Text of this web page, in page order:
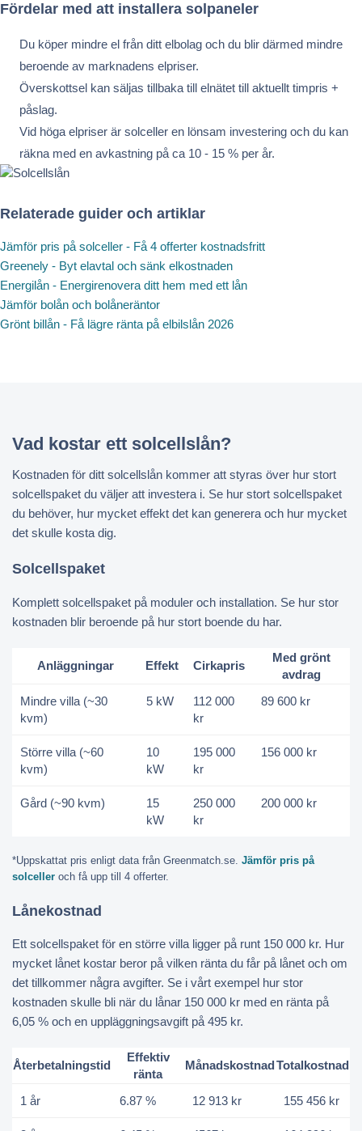
Fördelar med att installera solpaneler
Du köper mindre el från ditt elbolag och du blir därmed mindre
beroende av marknadens elpriser.
Överskottsel kan säljas tillbaka till elnätet till aktuellt timpris +
påslag.
Vid höga elpriser är solceller en lönsam investering och du kan
räkna med en avkastning på ca 10 - 15 % per år.
Relaterade guider och artiklar
Jämför pris på solceller - Få 4 offerter kostnadsfritt
Greenely - Byt elavtal och sänk elkostnaden
Energilån - Energirenovera ditt hem med ett lån
Jämför bolån och bolåneräntor
Grönt billån - Få lägre ränta på elbilslån 2026
Vad kostar ett solcellslån?
Kostnaden för ditt solcellslån kommer att styras över hur stort
solcellspaket du väljer att investera i. Se hur stort solcellspaket
du behöver, hur mycket effekt det kan generera och hur mycket
det skulle kosta dig.
Solcellspaket
Komplett solcellspaket på moduler och installation. Se hur stor
kostnaden blir beroende på hur stort boende du har.
Anläggningar Effekt Cirkapris
Med grönt
avdrag
Mindre villa (~30
kvm)
5 kW
112 000
kr
89 600 kr
Större villa (~60
kvm)
10
kW
195 000
kr
156 000 kr
Gård (~90 kvm)
15
kW
250 000
kr
200 000 kr
*Uppskattat pris enligt data från Greenmatch.se. Jämför pris på
solceller och få upp till 4 offerter.
Lånekostnad
Ett solcellspaket för en större villa ligger på runt 150 000 kr. Hur
mycket lånet kostar beror på vilken ränta du får på lånet och om
det tillkommer några avgifter. Se i vårt exempel hur stor
kostnaden skulle bli när du lånar 150 000 kr med en ränta på
6,05 % och en uppläggningsavgift på 495 kr.
Återbetalningstid
Effektiv
ränta
MånadskostnadTotalkostnad
1 år 6.87 % 12 913 kr 155 456 kr